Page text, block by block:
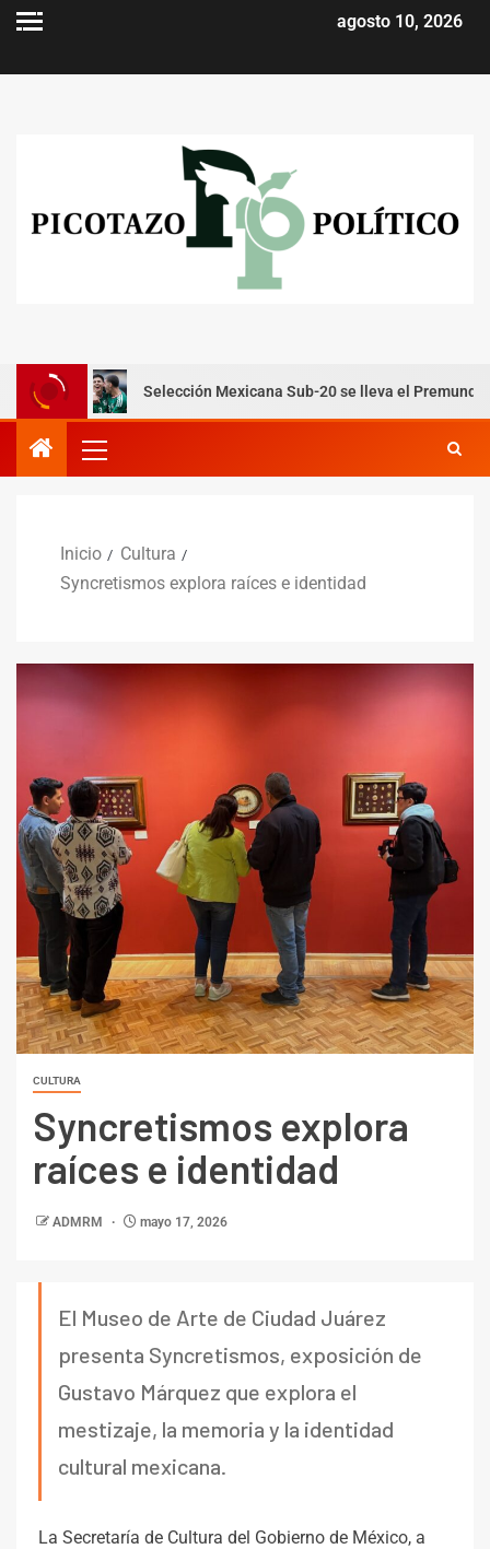
agosto 10, 2026
Selección Mexicana Sub-20 se lleva el Premundial y consigue
Inicio
Cultura
Syncretismos explora raíces e identidad
CULTURA
Syncretismos explora
raíces e identidad
ADMRM mayo 17, 2026
El Museo de Arte de Ciudad Juárez
presenta Syncretismos, exposición de
Gustavo Márquez que explora el
mestizaje, la memoria y la identidad
cultural mexicana.
La Secretaría de Cultura del Gobierno de México, a